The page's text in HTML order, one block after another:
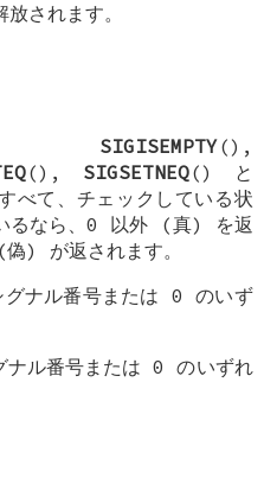
されます。
SIGISEMPTY(),
(), SIGSETNEQ() と
べて、チェックしている状
るなら、0 以外 (真) を返
) が返されます。
ナル番号または 0 のいず
ル番号または 0 のいずれ